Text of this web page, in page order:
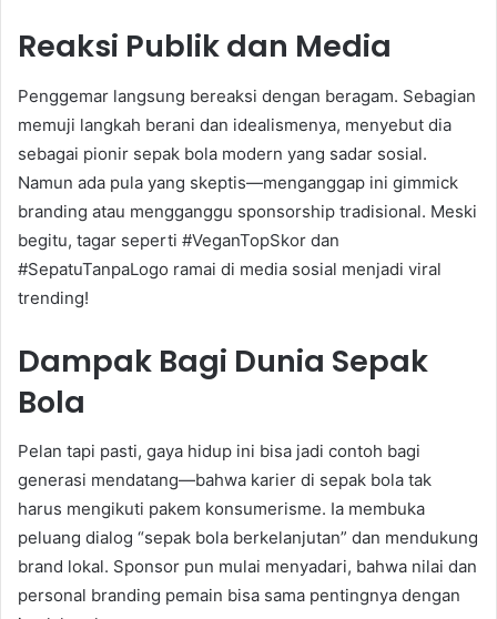
Reaksi Publik dan Media
Penggemar langsung bereaksi dengan beragam. Sebagian
memuji langkah berani dan idealismenya, menyebut dia
sebagai pionir sepak bola modern yang sadar sosial.
Namun ada pula yang skeptis—menganggap ini gimmick
branding atau mengganggu sponsorship tradisional. Meski
begitu, tagar seperti #VeganTopSkor dan
#SepatuTanpaLogo ramai di media sosial menjadi viral
trending!
Dampak Bagi Dunia Sepak
Bola
Pelan tapi pasti, gaya hidup ini bisa jadi contoh bagi
generasi mendatang—bahwa karier di sepak bola tak
harus mengikuti pakem konsumerisme. Ia membuka
peluang dialog “sepak bola berkelanjutan” dan mendukung
brand lokal. Sponsor pun mulai menyadari, bahwa nilai dan
personal branding pemain bisa sama pentingnya dengan